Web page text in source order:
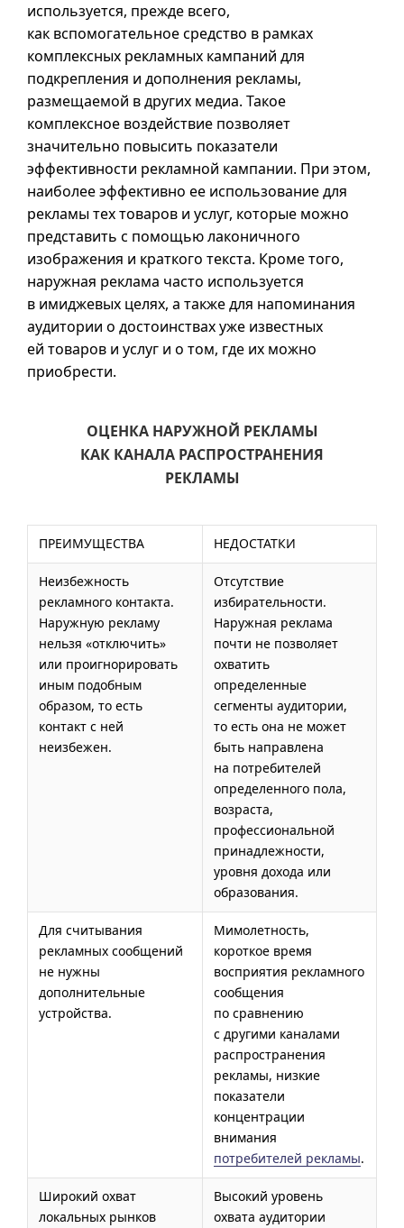
используется, прежде всего,
как вспомогательное средство в рамках
комплексных рекламных кампаний для
подкрепления и дополнения рекламы,
размещаемой в других медиа. Такое
комплексное воздействие позволяет
значительно повысить показатели
эффективности рекламной кампании. При этом,
наиболее эффективно ее использование для
рекламы тех товаров и услуг, которые можно
представить с помощью лаконичного
изображения и краткого текста. Кроме того,
наружная реклама часто используется
в имиджевых целях, а также для напоминания
аудитории о достоинствах уже известных
ей товаров и услуг и о том, где их можно
приобрести.
ОЦЕНКА НАРУЖНОЙ РЕКЛАМЫ
КАК КАНАЛА РАСПРОСТРАНЕНИЯ
РЕКЛАМЫ
ПРЕИМУЩЕСТВА НЕДОСТАТКИ
Неизбежность
рекламного контакта.
Наружную рекламу
нельзя «отключить»
или проигнорировать
иным подобным
образом, то есть
контакт с ней
неизбежен.
Отсутствие
избирательности.
Наружная реклама
почти не позволяет
охватить
определенные
сегменты аудитории,
то есть она не может
быть направлена
на потребителей
определенного пола,
возраста,
профессиональной
принадлежности,
уровня дохода или
образования.
Для считывания
рекламных сообщений
не нужны
дополнительные
устройства.
Мимолетность,
короткое время
восприятия рекламного
сообщения
по сравнению
с другими каналами
распространения
рекламы, низкие
показатели
концентрации
внимания
потребителей рекламы.
Широкий охват
локальных рынков
Высокий уровень
охвата аудитории